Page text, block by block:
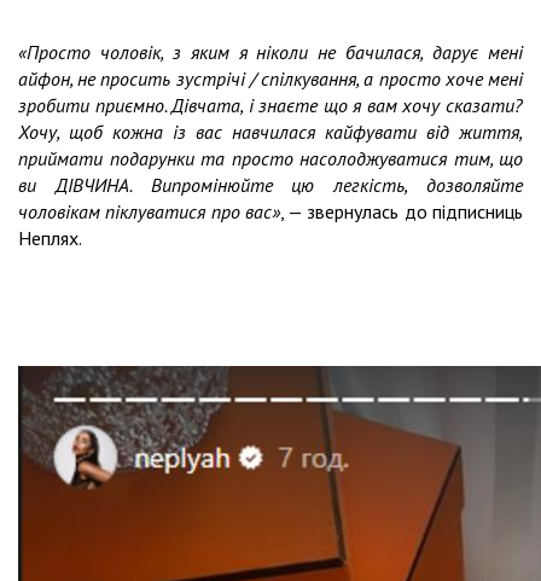
«Просто чоловік, з яким я ніколи не бачилася, дарує мені
айфон, не просить зустрічі / спілкування, а просто хоче мені
зробити приємно. Дівчата, і знаєте що я вам хочу сказати?
Хочу, щоб кожна із вас навчилася кайфувати від життя,
приймати подарунки та просто насолоджуватися тим, що
ви ДІВЧИНА. Випромінюйте цю легкість, дозволяйте
чоловікам піклуватися про вас», — звернулась до підписниць
Неплях.